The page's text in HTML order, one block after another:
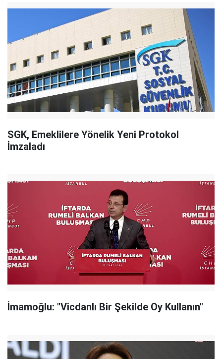
SGK, Emeklilere Yönelik Yeni Protokol
İmzaladı
İmamoğlu: "Vicdanlı Bir Şekilde Oy Kullanın"